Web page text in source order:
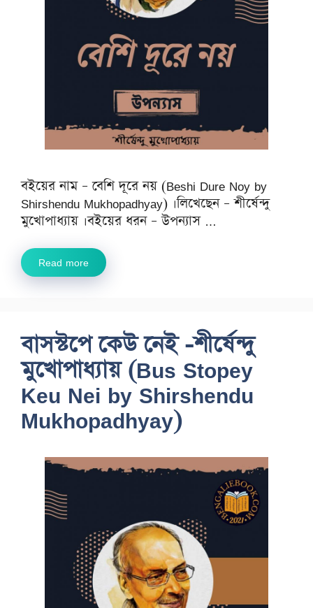
বইয়ের নাম – বেশি দূরে নয় (Beshi Dure Noy by
Shirshendu Mukhopadhyay) ।লিখেছেন – শীর্ষেন্দু
মুখোপাধ্যায় ।বইয়ের ধরন – উপন্যাস …
Read more
বাসস্টপে কেউ নেই -শীর্ষেন্দু
মুখোপাধ্যায় (Bus Stopey
Keu Nei by Shirshendu
Mukhopadhyay)